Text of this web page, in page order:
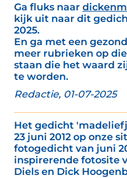
Ga fluks naar
kijk uit naar dit
2025.
En ga met een
meer rubrieken op
staan die het waard
te worden.
Redactie, 01-07-2025
Het gedicht
23 juni 2012 op onze
fotogedicht van juni
inspirerende fotosite
Diels en Dick